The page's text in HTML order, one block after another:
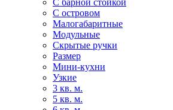
С барной стойкой
С островом
Малогабаритные
Модульные
Скрытые ручки
Размер
Мини-кухни
Узкие
3 кв. м.
5 кв. м.